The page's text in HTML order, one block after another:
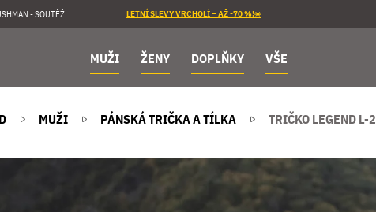
- SOUTĚŽ LETNÍ SLEVY VRCHOLÍ – AŽ -70 %!☀️
MUŽI ŽENY DOPLŇKY VŠE
MUŽI PÁNSKÁ TRIČKA A TÍLKA TRIČKO LEGEND L-